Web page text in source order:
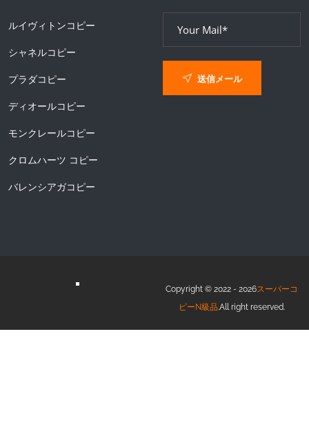
ルイヴィトンコピー
シャネルコピー
プラダコピー
ディオールコピー
モンクレールコピー
クロムハーツ コピー
バレンシアガコピー
送信メール
Copyright © 2022 - 2026スーパーコ
ピーN級品.All right reserved.